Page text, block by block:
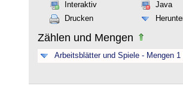
Interaktiv Java
Drucken
Zählen und Mengen
Arbeitsblätter und Spiele - Mengen